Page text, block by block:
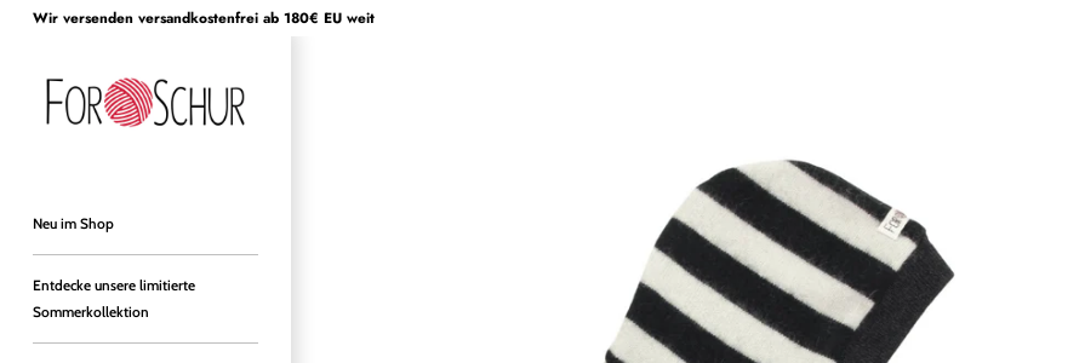
DirektWir versenden versandkostenfrei ab 180€ EU weit
Neu im Shop
Entdecke unsere limitierte
Sommerkollektion